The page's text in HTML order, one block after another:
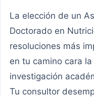
La elección de un
Doctorado en
resoluciones más
en tu camino cara
investigación
Tu consultor